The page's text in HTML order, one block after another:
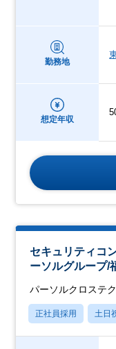
勤務地
想定年収
セキュリティコ
ーソルグループ/
パーソルクロステ
正社員採用 土日